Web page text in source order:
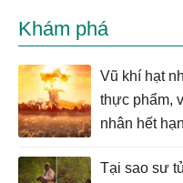
Khám phá
Vũ khí hạt
thực phẩm,
nhân hết
Tại sao sư